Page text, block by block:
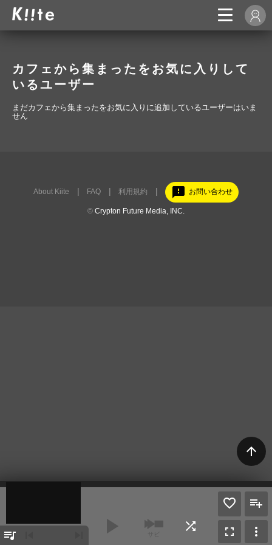
カフェから集まったをお気に入りして
いるユーザー
まだカフェから集まったをお気に入りに追加しているユーザーはいま
せん
arrow_upward
About Kiite FAQ 利用規約 feedback お問い合わせ
© Crypton Future Media, INC.
queue_music play_arrow サビ
shuffle fullscreen more_vert